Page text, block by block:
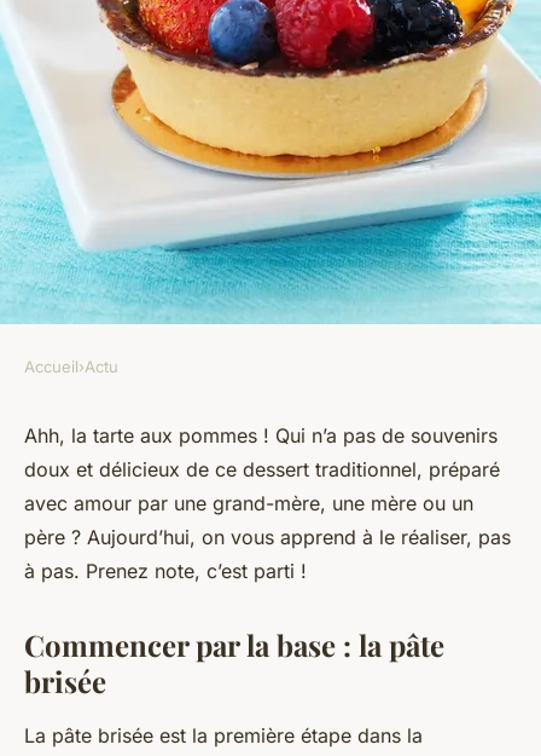
Quels sont les conseils pour
une tarte aux pommes simple
et traditionnelle ?
ermenegilde•18 février 2024 •5 min de lecture
Accueil›Actu
Ahh, la tarte aux pommes ! Qui n’a pas de souvenirs
doux et délicieux de ce dessert traditionnel, préparé
avec amour par une grand-mère, une mère ou un
père ? Aujourd’hui, on vous apprend à le réaliser, pas
à pas. Prenez note, c’est parti !
Commencer par la base : la pâte
brisée
La pâte brisée est la première étape dans la